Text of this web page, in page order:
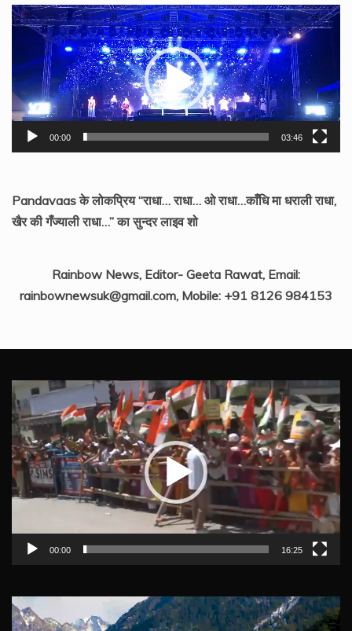
Video
Player
00:00 03:46
Pandavaas के लोकप्रिय “राधा… राधा… ओ राधा…काँधि मा धराली राधा,
खैर की गँज्याली राधा…” का सुन्दर लाइव शो
Rainbow News, Editor- Geeta Rawat, Email:
rainbownewsuk@gmail.com, Mobile: +91 8126 984153
Video
Player
00:00 16:25
Video
Player